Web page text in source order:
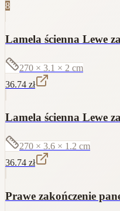
8
Lamela ścienna Lewe
270 × 3.1 × 2 cm
36.74 zł
Lamela ścienna Lewe
270 × 3.6 × 1.2 cm
36.74 zł
Prawe zakończenie